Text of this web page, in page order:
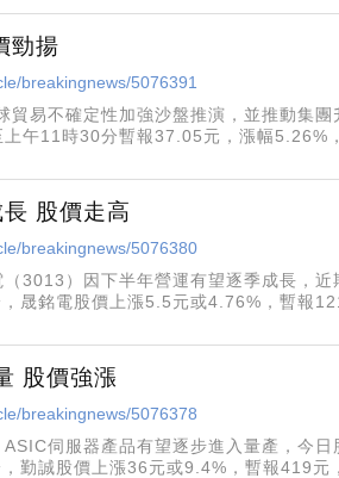
勁揚
breakingnews/5076391
易不確定性加強沙盤推演，並推動集團
午11時30分暫報37.05元，漲幅5.26%
股價走高
breakingnews/5076380
3013）因下半年營運有望逐季成長，近
晟銘電股價上漲5.5元或4.76%，暫報
股價強漲
breakingnews/5076378
伺服器產品有望逐步進入量產，今日
勤誠股價上漲36元或9.4%，暫報419元